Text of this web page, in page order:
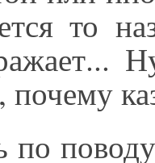
то
почему
по